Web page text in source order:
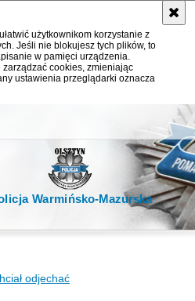
użytkownikom korzystanie z
Jeśli nie blokujesz tych plików, to
w pamięci urządzenia.
cookies, zmieniając
ustawienia przeglądarki oznacza
Warmińsko-Mazurska
odjechać